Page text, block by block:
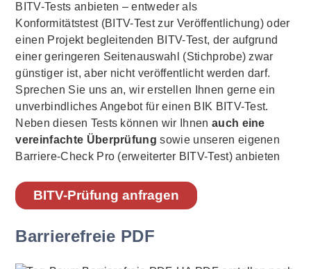
BITV-Tests anbieten – entweder als
Konformitätstest (BITV-Test zur Veröffentlichung) oder
einen Projekt begleitenden BITV-Test, der aufgrund
einer geringeren Seitenauswahl (Stichprobe) zwar
günstiger ist, aber nicht veröffentlicht werden darf.
Sprechen Sie uns an, wir erstellen Ihnen gerne ein
unverbindliches Angebot für einen BIK BITV-Test.
Neben diesen Tests können wir Ihnen auch eine
vereinfachte Überprüfung sowie unseren eigenen
Barriere-Check Pro (erweiterter BITV-Test) anbieten
BITV-Prüfung anfragen
Barrierefreie PDF